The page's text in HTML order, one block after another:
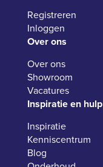
Registreren
Inloggen
Over ons
Over ons
Showroom
Vacatures
Inspiratie en hulp
Inspiratie
Kenniscentrum
Blog